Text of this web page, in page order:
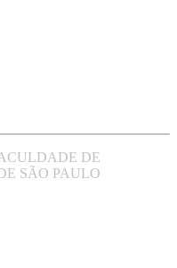
DE
SÃO PAULO